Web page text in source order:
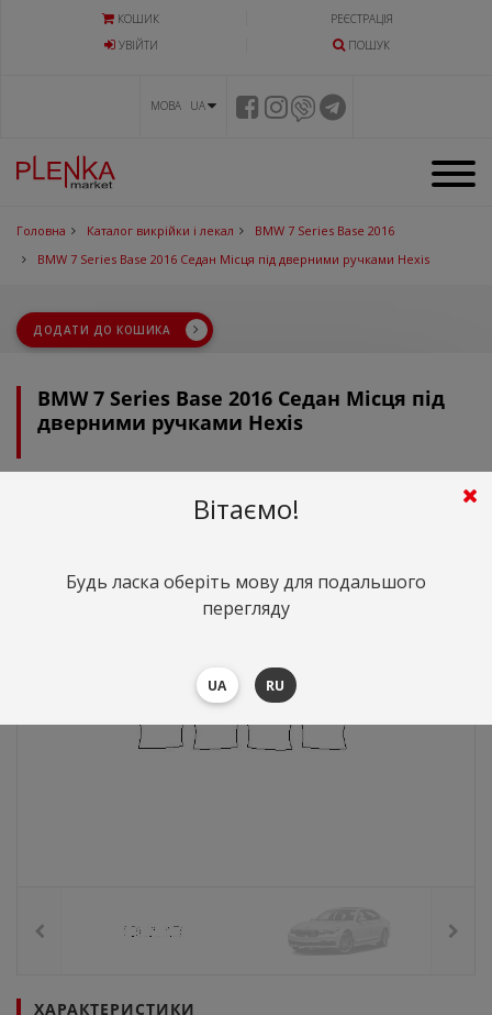
КОШИК
РЕЄСТРАЦІЯ
УВIЙТИ
ПОШУК
МОВА UA
Головна Каталог викрійки і лекал
BMW 7 Series Base 2016
BMW 7 Series Base 2016 Седан Місця під дверними ручками Hexis
ДОДАТИ ДО КОШИКА
BMW 7 Series Base 2016 Седан Місця під
дверними ручками Hexis
грн.
ХАРАКТЕРИСТИКИ
Вітаємо!
Будь ласка оберіть мову для подальшого
перегляду
UA RU